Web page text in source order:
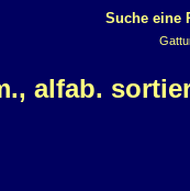
Suche eine
alfab.